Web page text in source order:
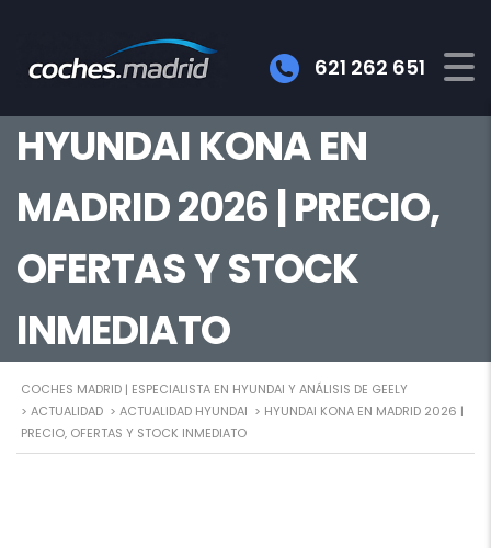
621 262 651
HYUNDAI KONA EN
MADRID 2026 | PRECIO,
OFERTAS Y STOCK
INMEDIATO
COCHES MADRID | ESPECIALISTA EN HYUNDAI Y ANÁLISIS DE GEELY
> ACTUALIDAD > ACTUALIDAD HYUNDAI > HYUNDAI KONA EN MADRID 2026 |
PRECIO, OFERTAS Y STOCK INMEDIATO